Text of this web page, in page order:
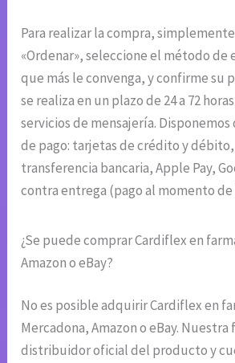
Para realizar la compra,
«Ordenar», seleccione el método de
que más le convenga, y confirme su
se realiza en un plazo de 24 a 72
servicios de mensajería. Disponemos
de pago: tarjetas de crédito y débito,
transferencia bancaria, Apple Pay,
contra entrega (pago al momento
¿Se puede comprar Cardiflex en
Amazon o eBay?
No es posible adquirir Cardiflex en
Mercadona, Amazon o eBay. Nuestra
distribuidor oficial del producto y